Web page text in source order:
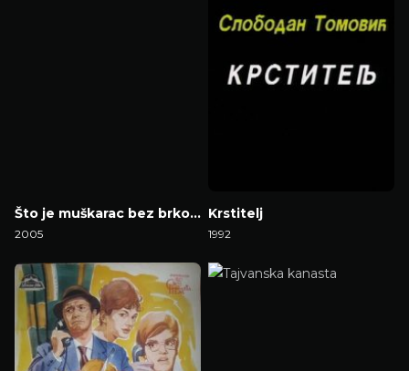
Što je muškarac bez brkova?
2005
Krstitelj
1992